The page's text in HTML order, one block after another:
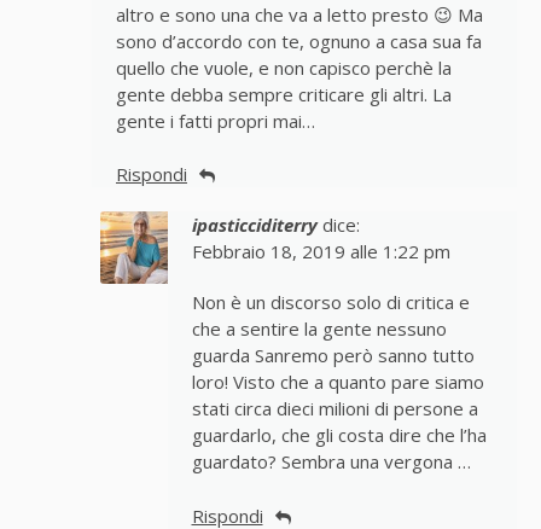
altro e sono una che va a letto presto 😉 Ma
sono d’accordo con te, ognuno a casa sua fa
quello che vuole, e non capisco perchè la
gente debba sempre criticare gli altri. La
gente i fatti propri mai…
Rispondi
ipasticciditerry dice:
Febbraio 18, 2019 alle 1:22 pm
Non è un discorso solo di critica e
che a sentire la gente nessuno
guarda Sanremo però sanno tutto
loro! Visto che a quanto pare siamo
stati circa dieci milioni di persone a
guardarlo, che gli costa dire che l’ha
guardato? Sembra una vergona …
Rispondi